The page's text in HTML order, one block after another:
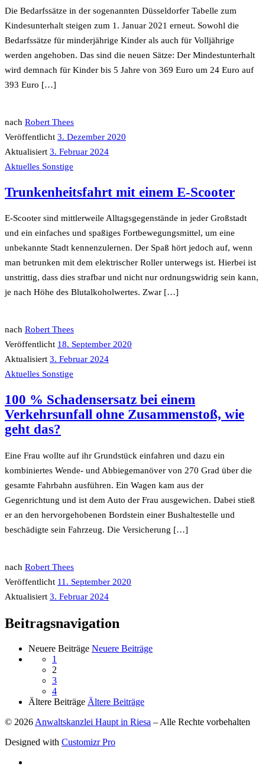
Die Bedarfssätze in der sogenannten Düsseldorfer Tabelle zum
Kindesunterhalt steigen zum 1. Januar 2021 erneut. Sowohl die
Bedarfssätze für minderjährige Kinder als auch für Volljährige
werden angehoben. Das sind die neuen Sätze: Der Mindestunterhalt
wird demnach für Kinder bis 5 Jahre von 369 Euro um 24 Euro auf
393 Euro […]
nach Robert Thees
Veröffentlicht 3. Dezember 2020
Aktualisiert 3. Februar 2024
Aktuelles Sonstige
Trunkenheitsfahrt mit einem E-Scooter
E-Scooter sind mittlerweile Alltagsgegenstände in jeder Großstadt
und ein einfaches und spaßiges Fortbewegungsmittel, um eine
unbekannte Stadt kennenzulernen. Der Spaß hört jedoch auf, wenn
man betrunken mit dem elektrischer Roller unterwegs ist. Hierbei ist
unstrittig, dass dies strafbar und nicht nur ordnungswidrig sein kann,
je nach Höhe des Blutalkoholwertes. Zwar […]
nach Robert Thees
Veröffentlicht 18. September 2020
Aktualisiert 3. Februar 2024
Aktuelles Sonstige
100 % Schadensersatz bei einem
Verkehrsunfall ohne Zusammenstoß, wie
geht das?
Eine Frau wollte auf ihr Grundstück einfahren und dazu ein
kombiniertes Wende- und Abbiegemanöver von 270 Grad über die
gesamte Fahrbahn ausführen. Ein Wagen kam aus der
Gegenrichtung und ist dem Auto der Frau ausgewichen. Dabei stieß
er an den hervorgehobenen Bordstein einer Bushaltestelle und
beschädigte sein Fahrzeug. Die Versicherung […]
nach Robert Thees
Veröffentlicht 11. September 2020
Aktualisiert 3. Februar 2024
Beitragsnavigation
Neuere Beiträge Neuere Beiträge
1
2
3
4
Ältere Beiträge Ältere Beiträge
© 2026 Anwaltskanzlei Haupt in Riesa – Alle Rechte vorbehalten
Designed with Customizr Pro